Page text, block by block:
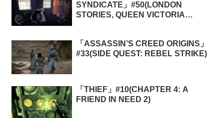
SYNDICATE」#50(LONDON
STORIES, QUEEN VICTORIA
「ASSASSIN’S CREED ORIGINS」
#33(SIDE QUEST: REBEL STRIKE)
「THIEF」#10(CHAPTER 4: A
FRIEND IN NEED 2)